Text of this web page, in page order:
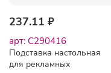
237.11 ₽
арт: C290416
Подставка настольная
для рекламных